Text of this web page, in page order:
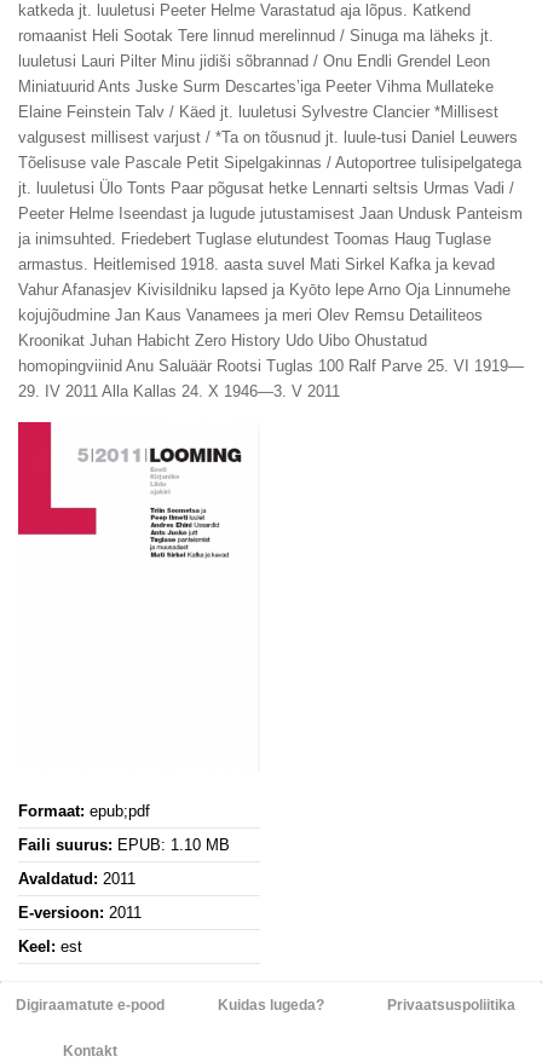
katkeda jt. luuletusi Peeter Helme Varastatud aja lõpus. Katkend
romaanist Heli Sootak Tere linnud merelinnud / Sinuga ma läheks jt.
luuletusi Lauri Pilter Minu jidiši sõbrannad / Onu Endli Grendel Leon
Miniatuurid Ants Juske Surm Descartes’iga Peeter Vihma Mullateke
Elaine Feinstein Talv / Käed jt. luuletusi Sylvestre Clancier *Millisest
valgusest millisest varjust / *Ta on tõusnud jt. luule-tusi Daniel Leuwers
Tõelisuse vale Pascale Petit Sipelgakinnas / Autoportree tulisipelgatega
jt. luuletusi Ülo Tonts Paar põgusat hetke Lennarti seltsis Urmas Vadi /
Peeter Helme Iseendast ja lugude jutustamisest Jaan Undusk Panteism
ja inimsuhted. Friedebert Tuglase elutundest Toomas Haug Tuglase
armastus. Heitlemised 1918. aasta suvel Mati Sirkel Kafka ja kevad
Vahur Afanasjev Kivisildniku lapsed ja Kyōto lepe Arno Oja Linnumehe
kojujõudmine Jan Kaus Vanamees ja meri Olev Remsu Detailiteos
Kroonikat Juhan Habicht Zero History Udo Uibo Ohustatud
homopingviinid Anu Saluäär Rootsi Tuglas 100 Ralf Parve 25. VI 1919—
29. IV 2011 Alla Kallas 24. X 1946—3. V 2011
Formaat: epub;pdf
Faili suurus: EPUB: 1.10 MB
Avaldatud: 2011
E-versioon: 2011
Keel: est
Digiraamatute e-pood Kuidas lugeda? Privaatsuspoliitika
Kontakt